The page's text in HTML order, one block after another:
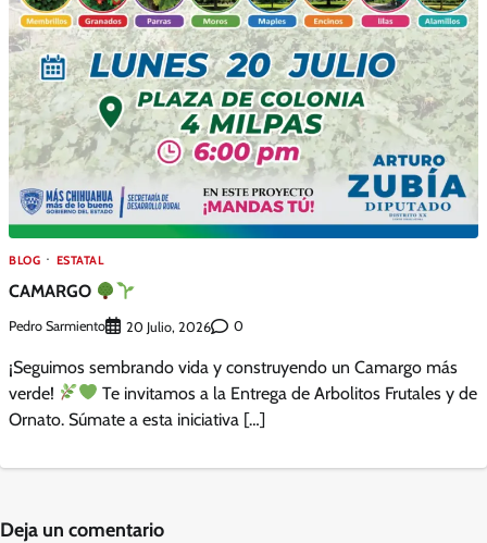
BLOG ESTATAL
CAMARGO
Pedro Sarmiento 20 Julio, 2026 0
¡Seguimos sembrando vida y construyendo un Camargo más
verde!
Te invitamos a la Entrega de Arbolitos Frutales y de
Ornato. Súmate a esta iniciativa […]
Deja un comentario